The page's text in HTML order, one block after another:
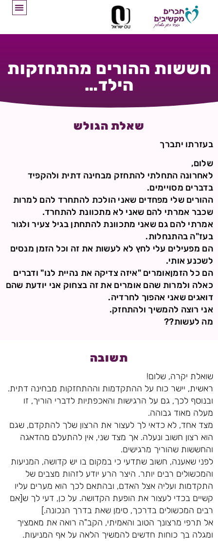
חששות ההורים מהתחזקות
הילד…
שאלת הגולש
בעזרתו יתברך
שלום,
לאחרונה התחלתי להתחזק מבחינה דתית ולהקפיד
בדברים מסויימים.
ההורים שלי מפחדים שאני הולכת להתחרד להם למרות
שכבר אמרתי להם שאני לא מתכוונת להתחרד.
אמרתי להם גם שאני מתכוונת להתחתן בגיל צעיר ולגור
בעז"ה בהתנחלות.
הם מפעילים עלי לחץ לא לעשות את זה וכל הזמן מנסים
לשכנע אותי.
הם כל הזמןאומרים "איזה צדיקה את נהיית לנו" ודברים
כאלה ולמרות שהם אומרים את זה בצחוק אני יודעת שהם
דואגים שאני אהפוך לחרדיה.
אני רוצה להמשיך ולהתחזק.
מה לעשות??
תשובה
שואלת יקרה, שלום!
ראשית, יישר כוח על ההתקדמות וההתחזקות מבחינה דתית.
ובנוסף לכך, גם על הרגישות והאכפתיות לדברי הוריך, זו
מעלה מאוד גבוהה.
מצד אחד, לא כדאי לך לעצור את הרצון שלך להתקדם, שגם
הוא רצון חשוב ונעלה. אך מצד שני, אין להתעלם מהדאגה
והחששות שהוריך מרגישים.
לפני שאענה, חשוב שתדעי כי במקום בו יש קדושה, המניעות
והמכשולים רבים יותר. היצר הרע יודע לזהות מצבים של
התקדמות ועליה אצל האדם, ובהתאם לכך הוא מערים עליו
קשיים בכדי לעצור את הופעת הקדושה. על כן, דעי לך ש[אם
רבים המכשולים בדרכך, סימן שאת בדרך הנכונה.]
אל תרפי מרצונך הטוב והאמיתי, הקב"ה רואה את מאמציך
ומגלה בך כוחות חדשים להמשיך הלאה על אף המניעות.